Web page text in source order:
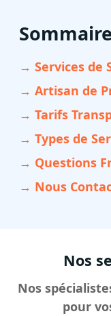
Sommaire
→ Services de
→ Artisan de
→ Tarifs
→ Types de
→ Questions
→ Nous
Nos
Nos
pour